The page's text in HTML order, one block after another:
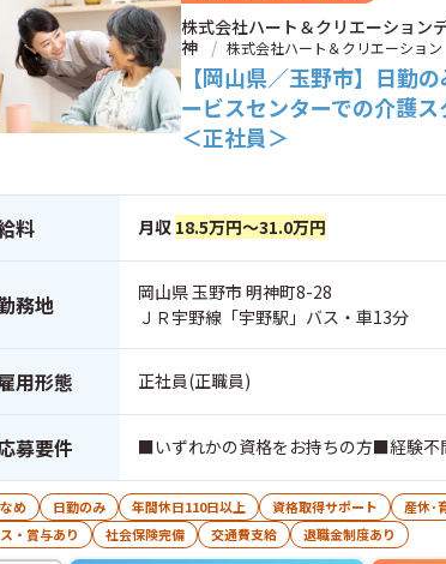
株式会社ハート＆クリエーション
神
株式会社ハート＆クリエーション
【岡山県／玉野市】日勤
ービスセンターでの介護ス
＜正社員＞
料 月収 18.5万円～31.0万円
務地
岡山県 玉野市 明神町8-28
ＪＲ宇野線「宇野駅」バス・車13分
用形態 正社員(正職員)
募要件 ■いずれかの資格をお持ちの方■経験不
め 日勤のみ 年間休日110日以上 資格取得サポート
産休･
・賞与あり
社会保険完備 交通費支給 退職金制度あり